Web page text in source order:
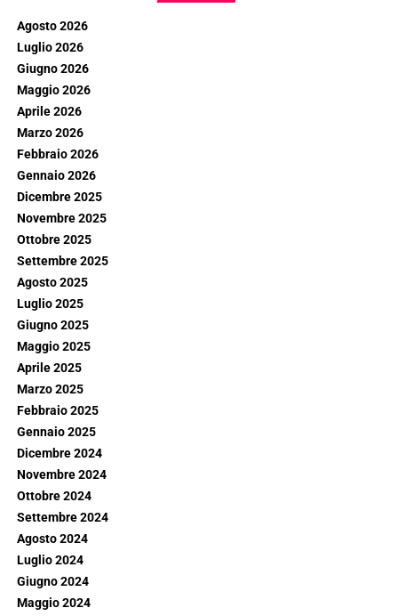
Agosto 2026
Luglio 2026
Giugno 2026
Maggio 2026
Aprile 2026
Marzo 2026
Febbraio 2026
Gennaio 2026
Dicembre 2025
Novembre 2025
Ottobre 2025
Settembre 2025
Agosto 2025
Luglio 2025
Giugno 2025
Maggio 2025
Aprile 2025
Marzo 2025
Febbraio 2025
Gennaio 2025
Dicembre 2024
Novembre 2024
Ottobre 2024
Settembre 2024
Agosto 2024
Luglio 2024
Giugno 2024
Maggio 2024